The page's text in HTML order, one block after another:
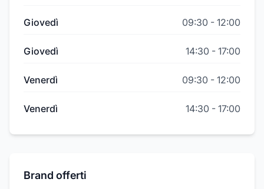
Giovedì 09:30 - 12:00
Giovedì 14:30 - 17:00
Venerdì 09:30 - 12:00
Venerdì 14:30 - 17:00
Brand offerti